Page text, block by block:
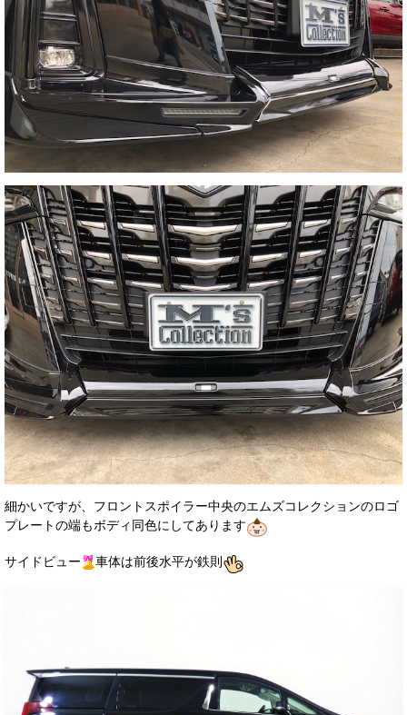
細かいですが、フロントスポイラー中央のエムズコレクションのロゴ
プレートの端もボディ同色にしてあります
サイドビュー 車体は前後水平が鉄則